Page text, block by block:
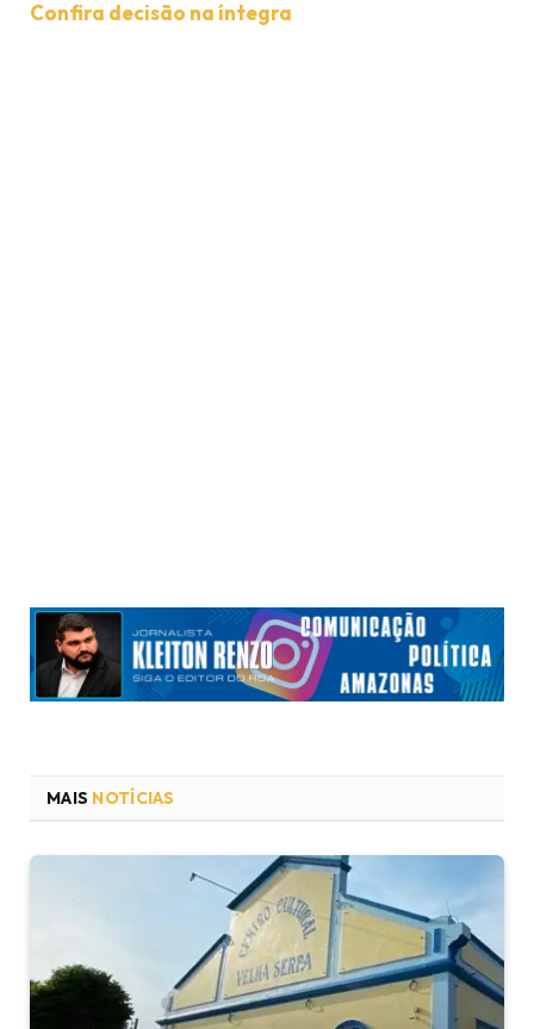
Confira decisão na íntegra
MAIS NOTÍCIAS